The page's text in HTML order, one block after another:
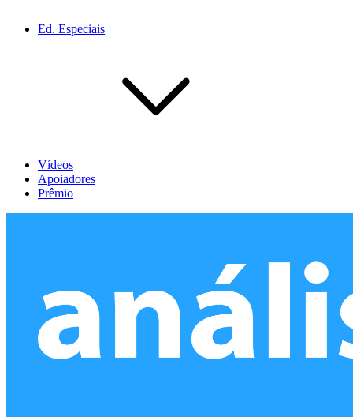
Ed. Especiais
Vídeos
Apoiadores
Prêmio